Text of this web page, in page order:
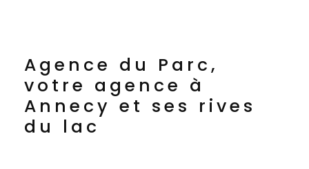
Agence du Parc,
votre agence à
Annecy et ses rives
du lac